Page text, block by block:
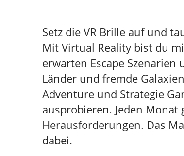
Setz die VR Brille auf und
Mit Virtual Reality bist du
erwarten Escape
Länder und fremde
Adventure und Strategie
ausprobieren. Jeden Monat
Herausforderungen. Das
dabei.